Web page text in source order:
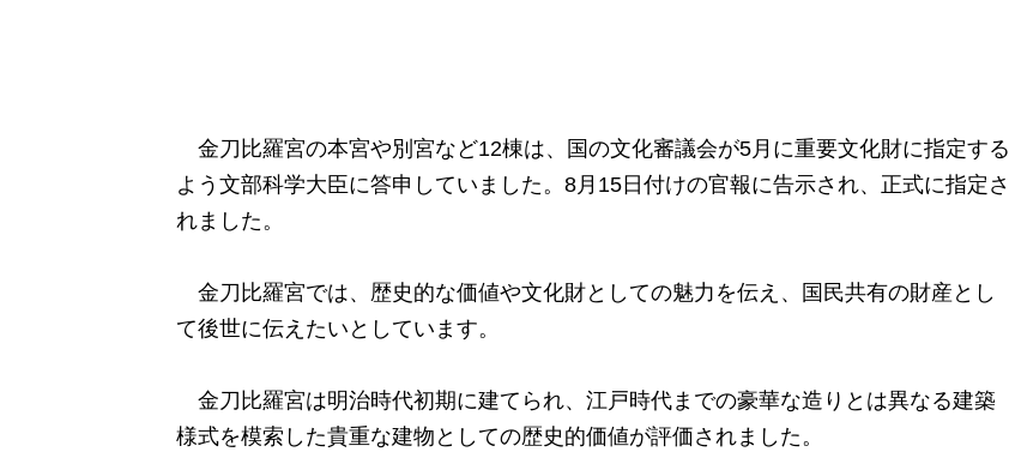
金刀比羅宮の本宮や別宮など12棟は、 国の文化審議会が5月に重要文化財に指定する
よう文部科学大臣に答申していました。8月15日付けの官報に告示され、正式に指定さ
れました。
金刀比羅宮では、歴史的な価値や文化財としての魅力を伝え、国民共有の財産とし
て後世に伝えたいとしています。
金刀比羅宮は明治時代初期に建てられ、江戸時代までの豪華な造りとは異なる建築
様式を模索した貴重な建物としての歴史的価値が評価されました。